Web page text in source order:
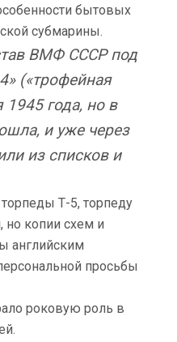
бытовых
субмарины.
ВМФ СССР под
(«трофейная
1945 года, но в
и уже через
из списков и
Т-5, торпеду
но копии схем и
английским
просьбы
роковую роль в